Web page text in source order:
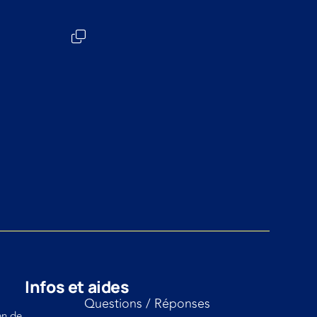
Infos et aides
Questions / Réponses